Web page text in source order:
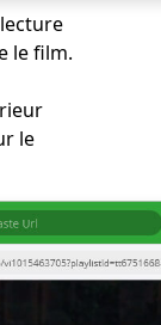
le film.
le